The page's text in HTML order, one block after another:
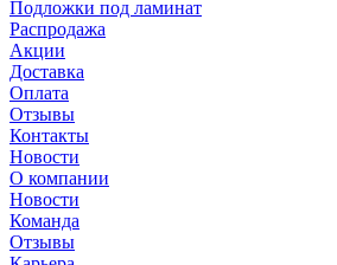
Подложки под ламинат
Распродажа
Акции
Доставка
Оплата
Отзывы
Контакты
Новости
О компании
Новости
Команда
Отзывы